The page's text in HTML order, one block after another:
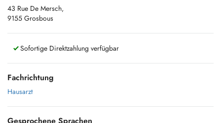
43 Rue De Mersch,
9155 Grosbous
Sofortige Direktzahlung verfügbar
Fachrichtung
Hausarzt